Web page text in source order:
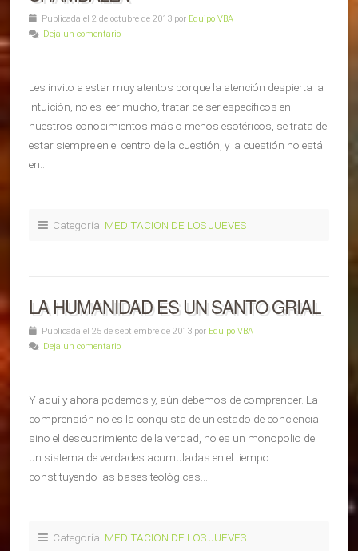
Publicada el 2 de octubre de 2013 por Equipo VBA
Deja un comentario
Les invito a estar muy atentos porque la atención despierta la
intuición, no es leer mucho, tratar de ser específicos en
nuestros conocimientos más o menos esotéricos, se trata de
estar siempre en el centro de la cuestión, y la cuestión no está
en…
Categoría: MEDITACION DE LOS JUEVES
LA HUMANIDAD ES UN SANTO GRIAL
Publicada el 25 de septiembre de 2013 por Equipo VBA
Deja un comentario
Y aquí y ahora podemos y, aún debemos de comprender. La
comprensión no es la conquista de un estado de conciencia
sino el descubrimiento de la verdad, no es un monopolio de
un sistema de verdades acumuladas en el tiempo
constituyendo las bases teológicas…
Categoría: MEDITACION DE LOS JUEVES